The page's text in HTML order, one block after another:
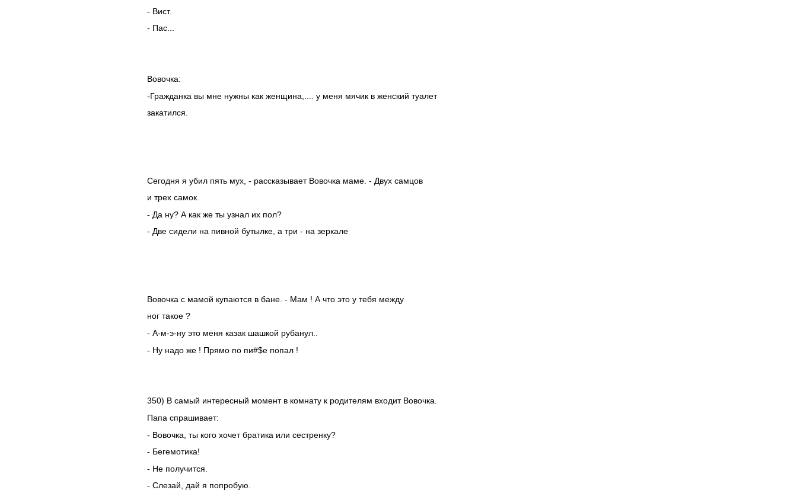
- Вист.
- Пас...
Вовочка:
-Гражданка вы мне нужны как женщина,.... у меня мячик в женский туалет
закатился.
Сегодня я убил пять мух, - рассказывает Вовочка маме. - Двух самцов
и трех самок.
- Да ну? А как же ты узнал их пол?
- Две сидели на пивной бутылке, а три - на зеркале
Вовочка с мамой купаются в бане. - Мам ! А что это у тебя между
ног такое ?
- А-м-э-ну это меня казак шашкой рубанул..
- Ну надо же ! Прямо по пи#$е попал !
350) В самый интересный момент в комнату к родителям входит Вовочка.
Папа спрашивает:
- Вовочка, ты кого хочет братика или сестренку?
- Бегемотика!
- Не получится.
- Слезай, дай я попробую.